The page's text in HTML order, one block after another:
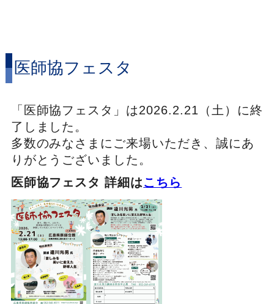
医師協フェスタ
「医師協フェスタ」は2026.2.21（土）に終
了しました。
多数のみなさまにご来場いただき、誠にあ
りがとうございました。
医師協フェスタ 詳細はこちら